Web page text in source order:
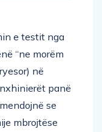
e testit nga
“ne morëm
në
panë
se
mbrojtëse